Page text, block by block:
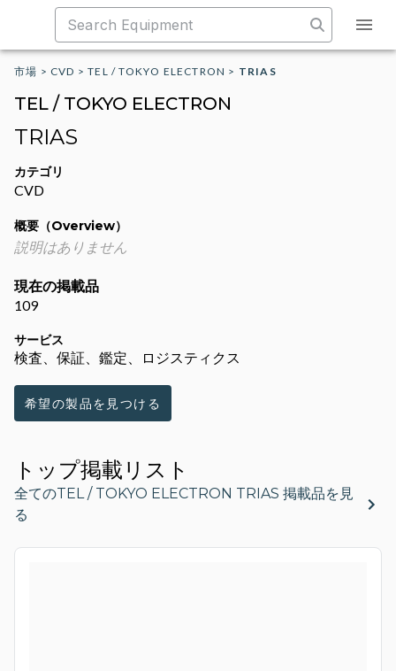
市場 > CVD >TEL / TOKYO ELECTRON > TRIAS
TEL / TOKYO ELECTRON
TRIAS
カテゴリ
CVD
概要（Overview）
説明はありません
現在の掲載品
109
サービス
検査、保証、鑑定、ロジスティクス
希望の製品を見つける
トップ掲載リスト
全てのTEL / TOKYO ELECTRON TRIAS 掲載品を見
る